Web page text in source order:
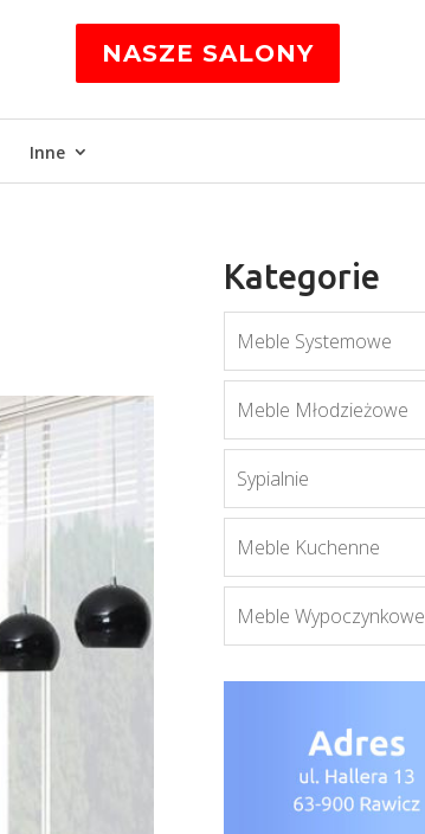
NASZE SALONY
Inne
Kategorie
Meble Systemowe
Meble Młodzieżowe
Sypialnie
Meble Kuchenne
Meble Wypoczynkowe